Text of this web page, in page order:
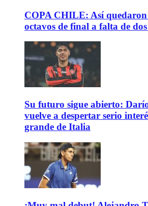
COPA CHILE: Así quedaron
octavos de final a falta de
Su futuro sigue abierto:
vuelve a despertar serio
grande de Italia